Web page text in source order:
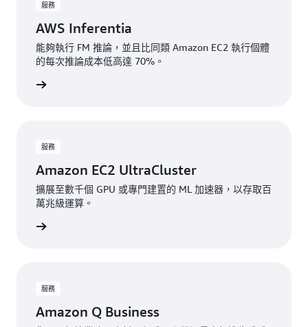
服務
AWS Inferentia
能夠執行 FM 推論，並且比同類 Amazon EC2 執行個體
的每次推論成本低高達 70%。
服務
Amazon EC2 UltraCluster
擴展至數千個 GPU 或專門建置的 ML 加速器，以存取百
萬兆級運算。
服務
Amazon Q Business